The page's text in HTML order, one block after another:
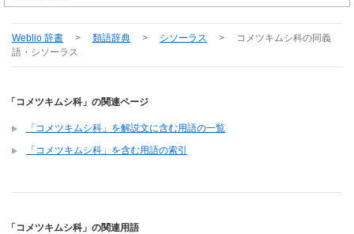
Weblio 辞書 > 類語辞典 > シソーラス > コメツキムシ科の同義
語・シソーラス
「コメツキムシ科」の関連ページ
「コメツキムシ科」を解説文に含む用語の一覧
「コメツキムシ科」を含む用語の索引
「コメツキムシ科」の関連用語